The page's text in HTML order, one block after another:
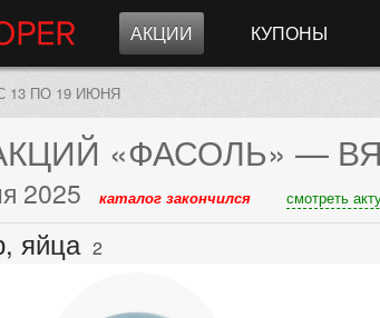
АКЦИИ КУПОНЫ
13 ПО 19 ИЮНЯ
«ФАСОЛЬ» —
2025 каталог закончился смотреть
яйца 2